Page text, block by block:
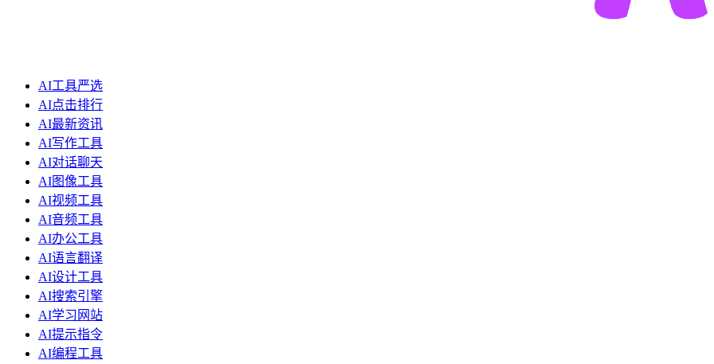
AI工具严选
AI点击排行
AI最新资讯
AI写作工具
AI对话聊天
AI图像工具
AI视频工具
AI音频工具
AI办公工具
AI语言翻译
AI设计工具
AI搜索引擎
AI学习网站
AI提示指令
AI编程工具